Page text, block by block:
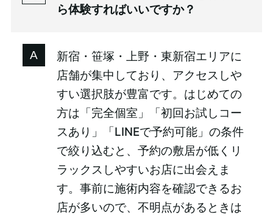
ら体験すればいいですか？
新宿・笹塚・上野・東新宿エリアに
店舗が集中しており、アクセスしや
すい選択肢が豊富です。はじめての
方は「完全個室」「初回お試しコー
スあり」「LINEで予約可能」の条件
で絞り込むと、予約の敷居が低くリ
ラックスしやすいお店に出会えま
す。事前に施術内容を確認できるお
店が多いので、不明点があるときは